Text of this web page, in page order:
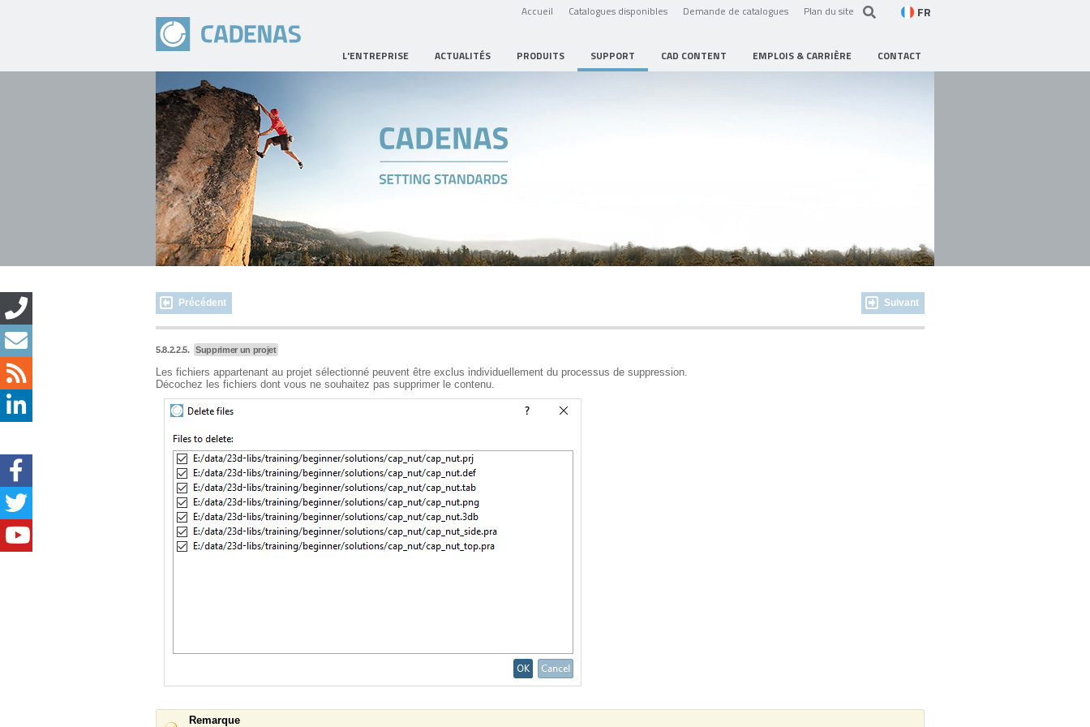
Accueil Catalogues disponibles Demande de catalogues Plan du site FR
L'ENTREPRISE ACTUALITÉS PRODUITS SUPPORT CAD CONTENT EMPLOIS & CARRIÈRE CONTACT
Précédent Suivant
5.8.2.2.5. Supprimer un projet
Les fichiers appartenant au projet sélectionné peuvent être exclus individuellement du processus de suppression.
Décochez les fichiers dont vous ne souhaitez pas supprimer le contenu.
Remarque